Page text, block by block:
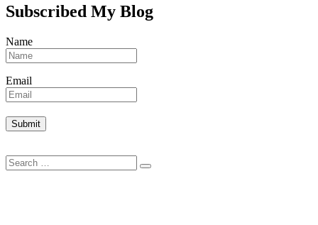
Subscribed My Blog
Name
Email
Search
for:
Search